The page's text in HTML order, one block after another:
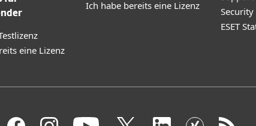
eine Lizenz
Ich habe bereits eine Lizenz
ESET